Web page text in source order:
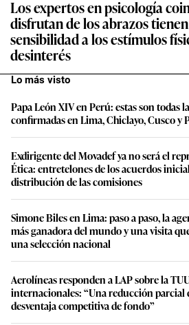
Los expertos en psicología
disfrutan de los abrazos
sensibilidad a los estímulos
desinterés
Lo más visto
Papa León XIV en Perú: estas son todas
confirmadas en Lima, Chiclayo, Cusco y
Exdirigente del Movadef ya no será el
Ética: entretelones de los acuerdos
distribución de las comisiones
Simone Biles en Lima: paso a paso, la
más ganadora del mundo y una visita
una selección nacional
Aerolíneas responden a LAP sobre la
internacionales: “Una reducción parcial
desventaja competitiva de fondo”